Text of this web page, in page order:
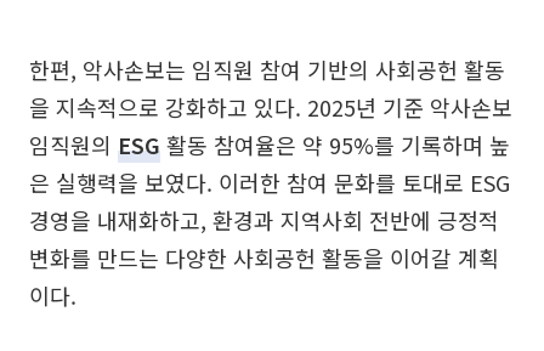
한편, 악사손보는 임직원 참여 기반의 사회공헌 활동
을 지속적으로 강화하고 있다. 2025년 기준 악사손보
임직원의 ESG활동 참여율은 약 95%를 기록하며 높
은 실행력을 보였다. 이러한 참여 문화를 토대로 ESG
경영을 내재화하고, 환경과 지역사회 전반에 긍정적
변화를 만드는 다양한 사회공헌 활동을 이어갈 계획
이다.